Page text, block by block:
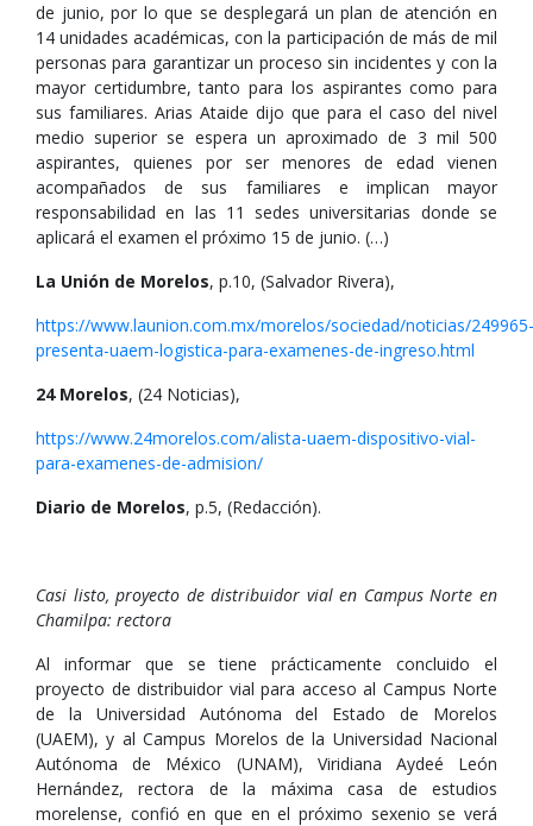
de junio, por lo que se desplegará un plan de atención en
14 unidades académicas, con la participación de más de mil
personas para garantizar un proceso sin incidentes y con la
mayor certidumbre, tanto para los aspirantes como para
sus familiares. Arias Ataide dijo que para el caso del nivel
medio superior se espera un aproximado de 3 mil 500
aspirantes, quienes por ser menores de edad vienen
acompañados de sus familiares e implican mayor
responsabilidad en las 11 sedes universitarias donde se
aplicará el examen el próximo 15 de junio. (…)
La Unión de Morelos, p.10, (Salvador Rivera),
https://www.launion.com.mx/morelos/sociedad/noticias/249965-
presenta-uaem-logistica-para-examenes-de-ingreso.html
24 Morelos, (24 Noticias),
https://www.24morelos.com/alista-uaem-dispositivo-vial-
para-examenes-de-admision/
Diario de Morelos, p.5, (Redacción).
Casi listo, proyecto de distribuidor vial en Campus Norte en
Chamilpa: rectora
Al informar que se tiene prácticamente concluido el
proyecto de distribuidor vial para acceso al Campus Norte
de la Universidad Autónoma del Estado de Morelos
(UAEM), y al Campus Morelos de la Universidad Nacional
Autónoma de México (UNAM), Viridiana Aydeé León
Hernández, rectora de la máxima casa de estudios
morelense, confió en que en el próximo sexenio se verá